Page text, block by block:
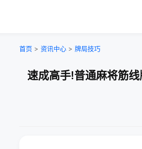
首页 > 资讯中心 > 牌局技巧
速成高手!普通麻将筋